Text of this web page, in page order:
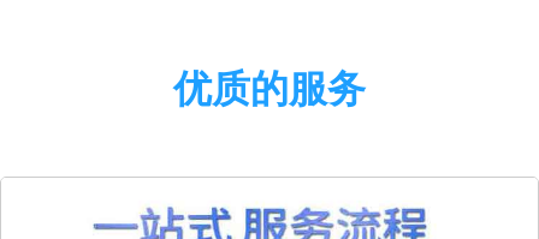
优质的服务